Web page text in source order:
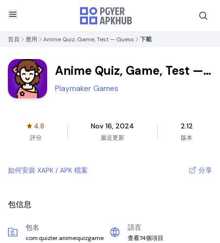
首頁 應用 Anime Quiz, Game, Test — Guess 下載
Anime Quiz, Game, Test —
Guess
Playmaker Games
4.8
評分
Nov 16, 2024
最近更新
2.12
版本
如何安裝 XAPK / APK 檔案 分享
包信息
包名
com.quizler.animequizgame
語言
查看74個項目